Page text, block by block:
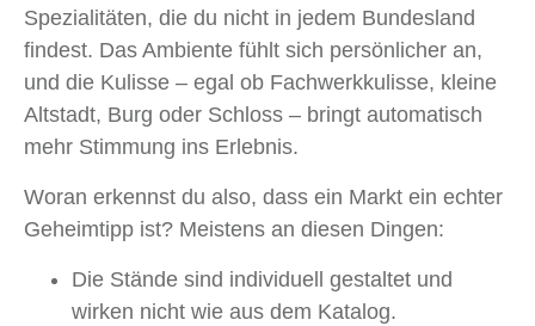
Spezialitäten, die du nicht in jedem Bundesland
findest. Das Ambiente fühlt sich persönlicher an,
und die Kulisse – egal ob Fachwerkkulisse, kleine
Altstadt, Burg oder Schloss – bringt automatisch
mehr Stimmung ins Erlebnis.
Woran erkennst du also, dass ein Markt ein echter
Geheimtipp ist? Meistens an diesen Dingen:
Die Stände sind individuell gestaltet und
wirken nicht wie aus dem Katalog.